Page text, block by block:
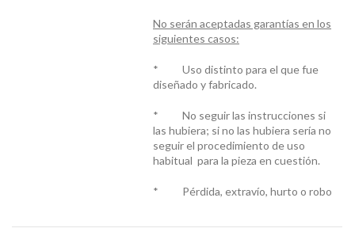
No serán aceptadas garantías en los
siguientes casos:
* Uso distinto para el que fue
diseñado y fabricado.
* No seguir las instrucciones si
las hubiera; si no las hubiera sería no
seguir el procedimiento de uso
habitual para la pieza en cuestión.
* Pérdida, extravío, hurto o robo